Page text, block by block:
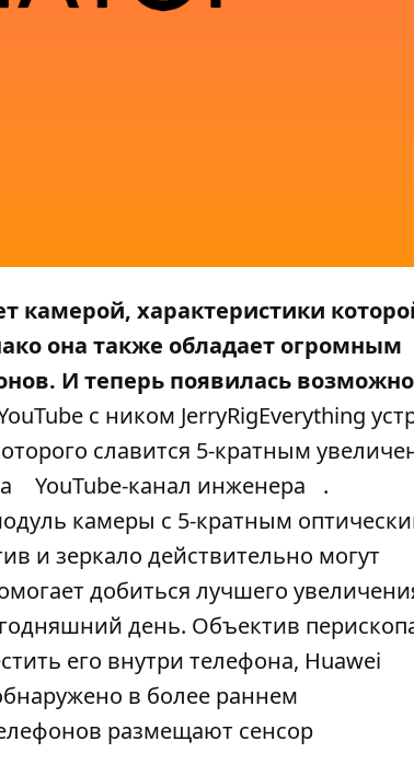
камерой, характеристики
она также обладает огромным
И теперь появилась
с ником JerryRigEverything
славится 5-кратным
YouTube-канал инженера
.
камеры с 5-кратным
и зеркало действительно могут
добиться лучшего
день. Объектив
его внутри телефона, Huawei
в более раннем
размещают сенсор